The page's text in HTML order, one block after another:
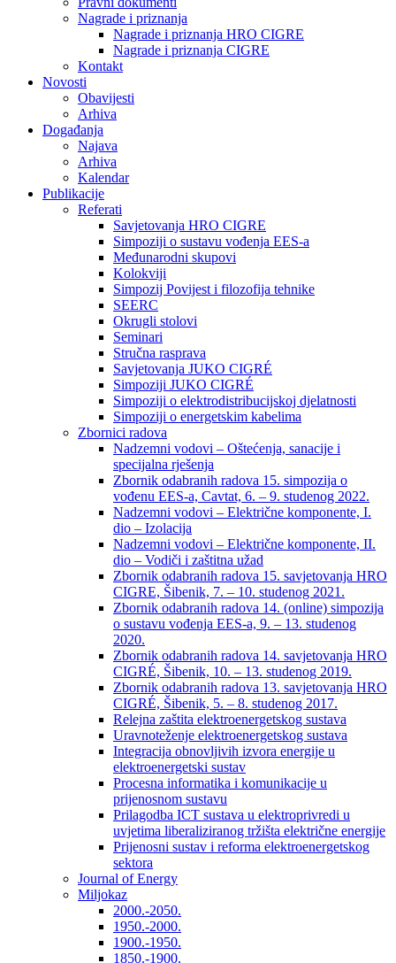
Nagrade i priznanja
Nagrade i priznanja HRO CIGRE
Nagrade i priznanja CIGRE
Kontakt
Novosti
Obavijesti
Arhiva
Događanja
Najava
Arhiva
Kalendar
Publikacije
Referati
Savjetovanja HRO CIGRE
Simpoziji o sustavu vođenja EES-a
Međunarodni skupovi
Kolokviji​
Simpozij Povijest i filozofija tehnike
SEERC
Okrugli stolovi
Seminari​
Stručna rasprava​
Savjetovanja JUKO CIGRÉ
Simpoziji JUKO CIGRÉ
Simpoziji o elektrodistribucijskoj djelatnosti
Simpoziji o energetskim kabelima
Zbornici radova
Nadzemni vodovi – Oštećenja, sanacije i
specijalna rješenja
Zbornik odabranih radova 15. simpozija o
vođenu EES-a, Cavtat, 6. – 9. studenog 2022.
Nadzemni vodovi – Električne komponente, I.
dio – Izolacija
Nadzemni vodovi – Električne komponente, II.
dio – Vodiči i zaštitna užad
Zbornik odabranih radova 15. savjetovanja HRO
CIGRE, Šibenik, 7. – 10. studenog 2021.
Zbornik odabranih radova 14. (online) simpozija
o sustavu vođenja EES-a, 9. – 13. studenog
2020.
Zbornik odabranih radova 14. savjetovanja HRO
CIGRÉ, Šibenik, 10. – 13. studenog 2019.
Zbornik odabranih radova 13. savjetovanja HRO
CIGRÉ, Šibenik, 5. – 8. studenog 2017.
Relejna zaštita elektroenergetskog sustava
Uravnoteženje elektroenergetskog sustava
Integracija obnovljivih izvora energije u
elektroenergetski sustav
Procesna informatika i komunikacije u
prijenosnom sustavu
Prilagodba ICT sustava u elektroprivredi u
uvjetima liberaliziranog tržišta električne energije
Prijenosni sustav i reforma elektroenergetskog
sektora
Journal of Energy
Miljokaz
2000.-2050.
1950.-2000.
1900.-1950.
1850.-1900.